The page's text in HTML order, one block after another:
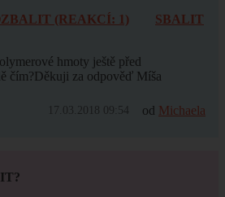
(REAKCÍ: 1)
SBALIT
hmoty ještě před
čím?Děkuji za odpověď Míša
17.03.2018 09:54 od Michaela